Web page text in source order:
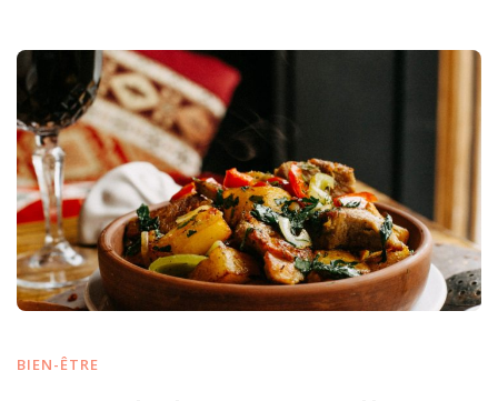
BIEN-ÊTRE